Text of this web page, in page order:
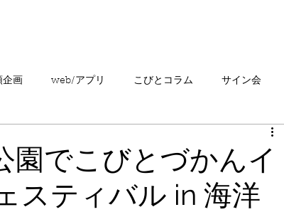
企画 web/アプリ こびとコラム サイン会
園でこびとづかんイ
スティバル in 海洋